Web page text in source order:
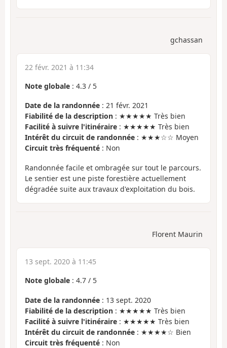
gchassan
22 févr. 2021 à 11:34
Note globale : 4.3 / 5
Date de la randonnée : 21 févr. 2021
Fiabilité de la description : ★★★★★ Très bien
Facilité à suivre l'itinéraire : ★★★★★ Très bien
Intérêt du circuit de randonnée : ★★★☆☆ Moyen
Circuit très fréquenté : Non
Randonnée facile et ombragée sur tout le parcours.
Le sentier est une piste forestière actuellement
dégradée suite aux travaux d'exploitation du bois.
Florent Maurin
13 sept. 2020 à 11:45
Note globale : 4.7 / 5
Date de la randonnée : 13 sept. 2020
Fiabilité de la description : ★★★★★ Très bien
Facilité à suivre l'itinéraire : ★★★★★ Très bien
Intérêt du circuit de randonnée : ★★★★☆ Bien
Circuit très fréquenté : Non